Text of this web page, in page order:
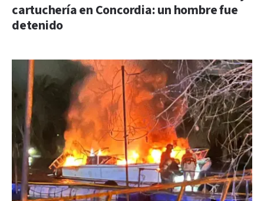
cartuchería en Concordia: un hombre fue
detenido